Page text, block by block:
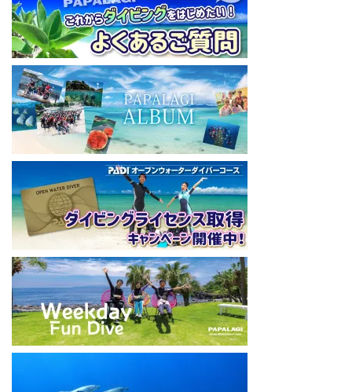
https://www.papalagi.co.jp/databox/data.php/campaign_owd_ja/c
ode
====================================
パパラギダイビングスクール
藤沢本店
神奈川県藤沢市 南藤沢10-4
本社企画部
0466-26-6101
====================================
#ダイビングライセンス #ダイビング #スキューバダイビング